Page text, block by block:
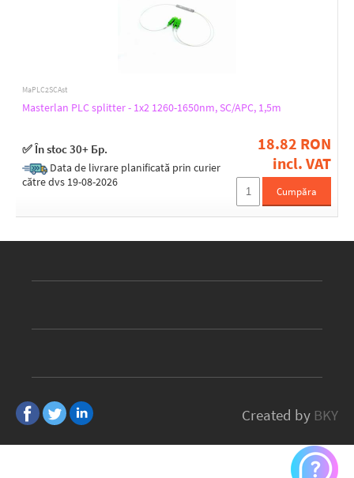
MaPLC2SCAst
Masterlan PLC splitter - 1x2 1260-1650nm, SC/APC, 1,5m
✅ În stoc 30+ Бр.
Data de livrare planificată prin curier
către dvs 19-08-2026
18.82 RON
incl. VAT
Cumpăra
Created by BKY